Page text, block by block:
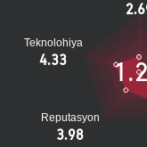
Teknolohiya
4.33
Reputasyon
3.98